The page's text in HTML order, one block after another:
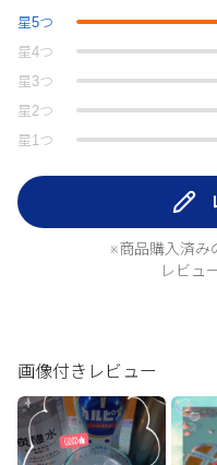
星5つ
星4つ
星 3つ
星 2つ
星 1つ
※商品購入済み
レビュ
画像付きレビュー